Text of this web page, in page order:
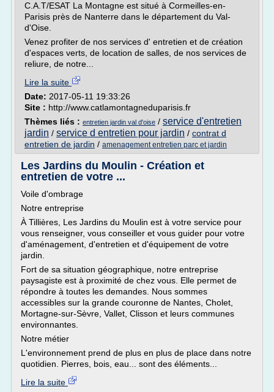
C.A.T/ESAT La Montagne est situé à Cormeilles-en-
Parisis près de Nanterre dans le département du Val-
d'Oise.
Venez profiter de nos services d' entretien et de création
d'espaces verts, de location de salles, de nos services de
reliure, de notre...
Lire la suite
Date: 2017-05-11 19:33:26
Site : http://www.catlamontagneduparisis.fr
Thèmes liés : entretien jardin val d'oise / service d'entretien
jardin / service d entretien pour jardin / contrat d
entretien de jardin / amenagement entretien parc et jardin
Les Jardins du Moulin - Création et
entretien de votre ...
Voile d'ombrage
Notre entreprise
À Tillières, Les Jardins du Moulin est à votre service pour
vous renseigner, vous conseiller et vous guider pour votre
d'aménagement, d'entretien et d'équipement de votre
jardin.
Fort de sa situation géographique, notre entreprise
paysagiste est à proximité de chez vous. Elle permet de
répondre à toutes les demandes. Nous sommes
accessibles sur la grande couronne de Nantes, Cholet,
Mortagne-sur-Sèvre, Vallet, Clisson et leurs communes
environnantes.
Notre métier
L'environnement prend de plus en plus de place dans notre
quotidien. Pierres, bois, eau... sont des éléments...
Lire la suite